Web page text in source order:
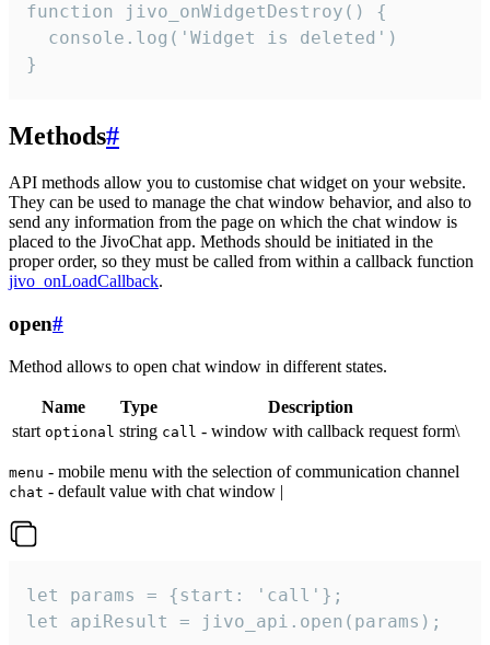
function jivo_onWidgetDestroy() {
  console.log('Widget is deleted')
}
Methods#
API methods allow you to customise chat widget on your website.
They can be used to manage the chat window behavior, and also to
send any information from the page on which the chat window is
placed to the JivoChat app. Methods should be initiated in the
proper order, so they must be called from within a callback function
jivo_onLoadCallback.
open#
Method allows to open chat window in different states.
Name Type
Description
start optional string call - window with callback request form\
menu - mobile menu with the selection of communication channel
chat - default value with chat window |
let params = {start: 'call'};
let apiResult = jivo_api.open(params);